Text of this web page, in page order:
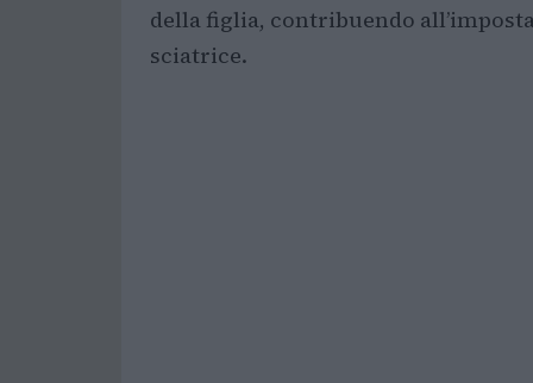
della figlia, contribuendo
sciatrice.